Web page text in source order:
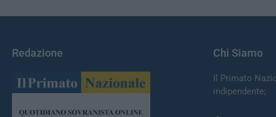
Redazione Chi Siamo
Il Primato
indipendente;